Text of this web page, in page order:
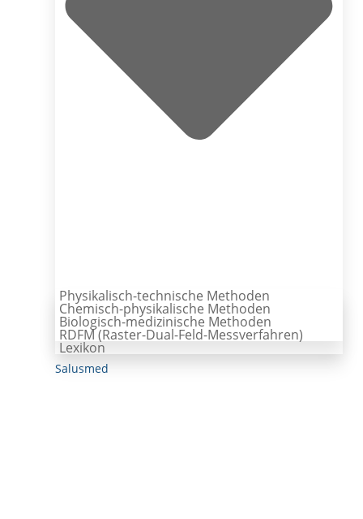
Physikalisch-technische Methoden
Chemisch-physikalische Methoden
Biologisch-medizinische Methoden
RDFM (Raster-Dual-Feld-Messverfahren)
Lexikon
Salusmed